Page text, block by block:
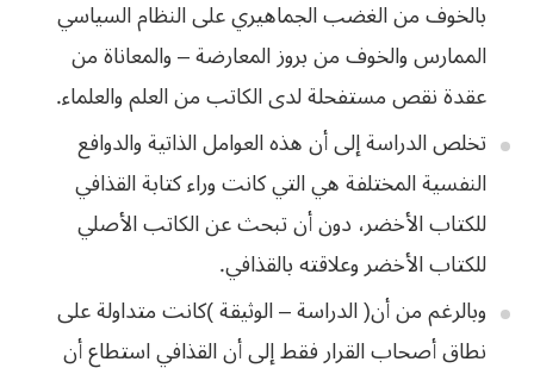
‬عقدة‭ ‬نقص‭ ‬مستفحلة‭ ‬لدى‭ ‬الكاتب‭ ‬من‭ ‬العلم‭ ‬والعلماء‭.‬
‬للكتاب‭ ‬الأخضر‭ ‬وعلاقته‭ ‬بالقذافي‭.‬